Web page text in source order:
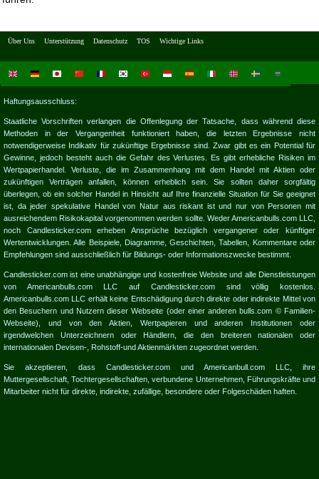
Über Uns Unterstützung Datenschutz TOS Wichtige Links
Haftungsausschluss:
Staatliche Vorschriften verlangen die Offenlegung der Tatsache, dass während diese
Methoden in der Vergangenheit funktioniert haben, die letzten Ergebnisse nicht
notwendigerweise Indikativ für zukünftige Ergebnisse sind. Zwar gibt es ein Potential für
Gewinne, jedoch besteht auch die Gefahr des Verlustes. Es gibt erhebliche Risiken im
Wertpapierhandel. Verluste, die im Zusammenhang mit dem Handel mit Aktien oder
zukünftigen Verträgen anfallen, können erheblich sein. Sie sollten daher sorgfältig
überlegen, ob ein solcher Handel in Hinsicht auf Ihre finanzielle Situation für Sie geeignet
ist, da jeder spekulative Handel von Natur aus riskant ist und nur von Personen mit
ausreichendem Risikokapital vorgenommen werden sollte. Weder Americanbulls.com LLC,
noch Candlesticker.com erheben Ansprüche bezüglich vergangener oder künftiger
Wertentwicklungen. Alle Beispiele, Diagramme, Geschichten, Tabellen, Kommentare oder
Empfehlungen sind ausschließlich für Bildungs- oder Informationszwecke bestimmt.
Candlesticker.com ist eine unabhängige und kostenfreie Website und alle Dienstleistungen
von Americanbulls.com LLC auf Candlesticker.com sind völlig kostenlos.
Americanbulls.com LLC erhält keine Entschädigung durch direkte oder indirekte Mittel von
den Besuchern und Nutzern dieser Webseite (oder einer anderen bulls.com © Familien-
Webseite), und von den Aktien, Wertpapieren und anderen Institutionen oder
irgendwelchen Unterzeichnern oder Händlern, die den breiteren nationalen oder
internationalen Devisen-, Rohstoff-und Aktienmärkten zugeordnet werden.
Sie akzeptieren, dass Candlesticker.com und Americanbull.com LLC, ihre
Muttergesellschaft, Tochtergesellschaften, verbundene Unternehmen, Führungskräfte und
Mitarbeiter nicht für direkte, indirekte, zufällige, besondere oder Folgeschäden haften.